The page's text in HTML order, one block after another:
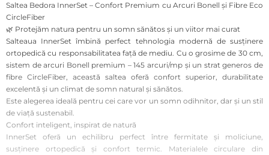
Saltea Bedora InnerSet – Confort Premium cu Arcuri Bonell și Fibre Eco
CircleFiber
🌿 Protejăm natura pentru un somn sănătos și un viitor mai curat
Salteaua InnerSet îmbină perfect tehnologia modernă de susținere
ortopedică cu responsabilitatea față de mediu. Cu o grosime de 30 cm,
sistem de arcuri Bonell premium – 145 arcuri/mp și un strat generos de
fibre CircleFiber, această saltea oferă confort superior, durabilitate
excelentă și un climat de somn natural și sănătos.
Este alegerea ideală pentru cei care vor un somn odihnitor, dar și un stil
de viață sustenabil.
Confort inteligent, inspirat de natură
InnerSet oferă un echilibru perfect între fermitate și moliciune,
susținere ortopedică și confort termic. Materialele circulare din